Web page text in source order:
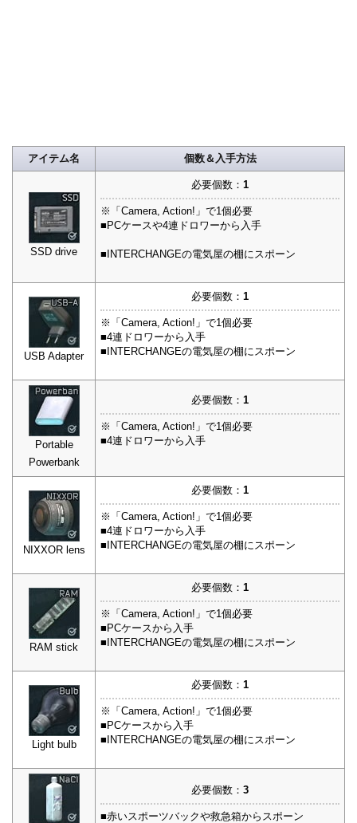
アイテム名 個数＆入手方法
SSD drive
必要個数： 1
※「Camera, Action!」で1個必要
■PCケースや4連ドロワーから入手
■INTERCHANGEの電気屋の棚にスポーン
USB Adapter
必要個数： 1
※「Camera, Action!」で1個必要
■4連ドロワーから入手
■INTERCHANGEの電気屋の棚にスポーン
Portable
Powerbank
必要個数： 1
※「Camera, Action!」で1個必要
■4連ドロワーから入手
NIXXOR lens
必要個数： 1
※「Camera, Action!」で1個必要
■4連ドロワーから入手
■INTERCHANGEの電気屋の棚にスポーン
RAM stick
必要個数： 1
※「Camera, Action!」で1個必要
■PCケースから入手
■INTERCHANGEの電気屋の棚にスポーン
Light bulb
必要個数： 1
※「Camera, Action!」で1個必要
■PCケースから入手
■INTERCHANGEの電気屋の棚にスポーン
必要個数： 3
■赤いスポーツバックや救急箱からスポーン